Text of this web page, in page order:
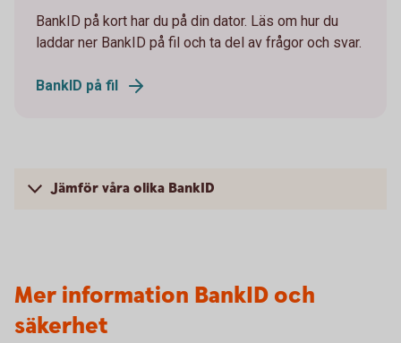
BankID på kort har du på din dator. Läs om hur du
laddar ner BankID på fil och ta del av frågor och svar.
BankID på fil
Jämför våra olika BankID
Mer information BankID och
säkerhet